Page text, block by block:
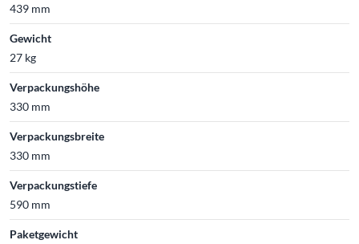
439 mm
Gewicht
27 kg
Verpackungshöhe
330 mm
Verpackungsbreite
330 mm
Verpackungstiefe
590 mm
Paketgewicht